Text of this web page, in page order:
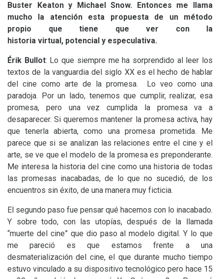
Buster Keaton y Michael Snow. Entonces me llama
mucho la atención esta propuesta de un método
propio que tiene que ver con la
historia virtual, potencial y especulativa.
Érik Bullot: Lo que siempre me ha sorprendido al leer los
textos de la vanguardia del siglo XXes el hecho de hablar
del cine como arte de la promesa. Lo veo como una
paradoja. Por un lado, tenemos que cumplir, realizar, esa
promesa, pero una vez cumplida la promesa va a
desaparecer. Si queremos mantener la promesa activa, hay
que tenerla abierta, como una promesa prometida. Me
parece que si se analizan las relaciones entre el cine y el
arte, se ve que el modelo de la promesa es preponderante.
Me interesa la historia del cine como una historia de todas
las promesas inacabadas, de lo que no sucedió, de los
encuentros sin éxito, de una manera muy ficticia.
El segundo paso fue pensar qué hacemos con lo inacabado.
Y sobre todo, con las utopías, después de la llamada
“muerte del cine” que dio paso al modelo digital. Y lo que
me pareció es que estamos frente a una
desmaterialización del cine, el que durante mucho tiempo
estuvo vinculado a su dispositivo tecnológico pero hace 15